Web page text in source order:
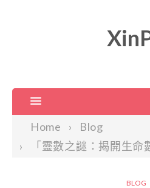
Home
Blog
「靈數之謎：揭開生命
BLOG